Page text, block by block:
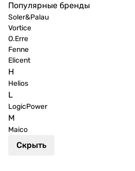
Популярные бренды
Soler&Palau
Vortice
O.Erre
Fenne
Elicent
H
Helios
L
LogicPower
M
Maico
Скрыть